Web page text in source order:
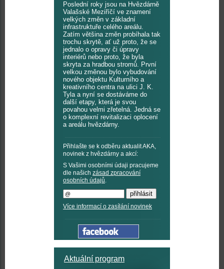
Poslední roky jsou na Hvězdárně
Valašské Meziříčí ve znamení
velkých změn v základní
infrastruktuře celého areálu.
Zatím většina změn probíhala tak
trochu skrytě, ať už proto, že se
jednalo o opravy či úpravy
interiérů nebo proto, že byla
skryta za hradbou stromů. První
velkou změnou bylo vybudování
nového objektu Kulturního a
kreativního centra na ulici J. K.
Tyla a nyní se dostáváme do
další etapy, která je svou
povahou velmi zřetelná. Jedná se
o komplexní revitalizaci oplocení
a areálu hvězdárny.
Přihlašte se k odběru aktualit AKA,
novinek z hvězdárny a akcí:
S Vašimi osobními údaji pracujeme
dle našich zásad zpracování
osobních údajů.
Více informací o zasílání novinek
Aktuální program